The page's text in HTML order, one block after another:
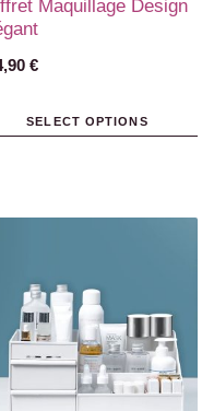
Maquillage Design
€
SELECT OPTIONS